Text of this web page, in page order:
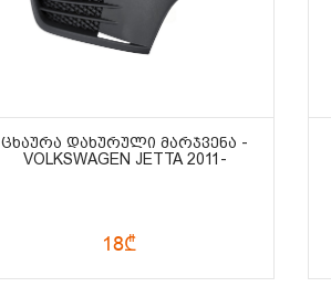
ᲪᲮᲐᲣᲠᲐ ᲓᲐᲮᲣᲠᲣᲚᲘ ᲛᲐᲠᲯᲕᲔᲜᲐ -
VOLKSWAGEN JETTA 2011-
18₾